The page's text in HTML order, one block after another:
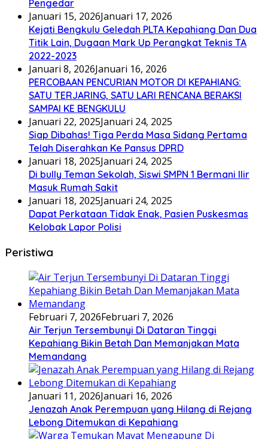
Pengedar
Januari 15, 2026Januari 17, 2026
Kejati Bengkulu Geledah PLTA Kepahiang Dan Dua
Titik Lain, Dugaan Mark Up Perangkat Teknis TA
2022-2023
Januari 8, 2026Januari 16, 2026
PERCOBAAN PENCURIAN MOTOR DI KEPAHIANG:
SATU TERJARING, SATU LARI RENCANA BERAKSI
SAMPAI KE BENGKULU
Januari 22, 2025Januari 24, 2025
Siap Dibahas! Tiga Perda Masa Sidang Pertama
Telah Diserahkan Ke Pansus DPRD
Januari 18, 2025Januari 24, 2025
Di bully Teman Sekolah, Siswi SMPN 1 Bermani Ilir
Masuk Rumah Sakit
Januari 18, 2025Januari 24, 2025
Dapat Perkataan Tidak Enak, Pasien Puskesmas
Kelobak Lapor Polisi
Peristiwa
Februari 7, 2026Februari 7, 2026
Air Terjun Tersembunyi Di Dataran Tinggi
Kepahiang Bikin Betah Dan Memanjakan Mata
Memandang
Januari 11, 2026Januari 16, 2026
Jenazah Anak Perempuan yang Hilang di Rejang
Lebong Ditemukan di Kepahiang